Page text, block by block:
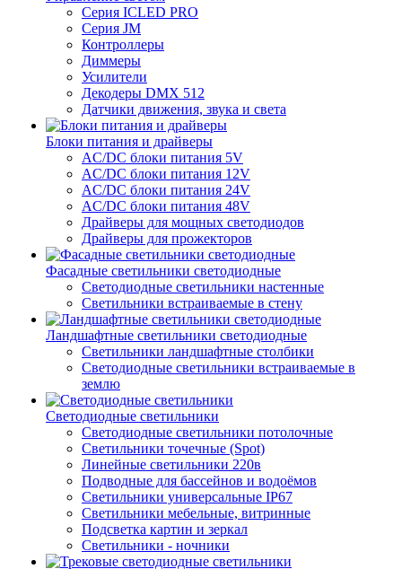
Серия ICLED PRO
Серия JM
Контроллеры
Диммеры
Усилители
Декодеры DMX 512
Датчики движения, звука и света
Блоки питания и драйверы
AC/DC блоки питания 5V
AC/DC блоки питания 12V
AC/DC блоки питания 24V
AC/DC блоки питания 48V
Драйверы для мощных светодиодов
Драйверы для прожекторов
Фасадные светильники светодиодные
Светодиодные светильники настенные
Светильники встраиваемые в стену
Ландшафтные светильники светодиодные
Светильники ландшафтные столбики
Светодиодные светильники встраиваемые в
землю
Светодиодные светильники
Светодиодные светильники потолочные
Светильники точечные (Spot)
Линейные светильники 220в
Подводные для бассейнов и водоёмов
Светильники универсальные IP67
Светильники мебельные, витринные
Подсветка картин и зеркал
Светильники - ночники